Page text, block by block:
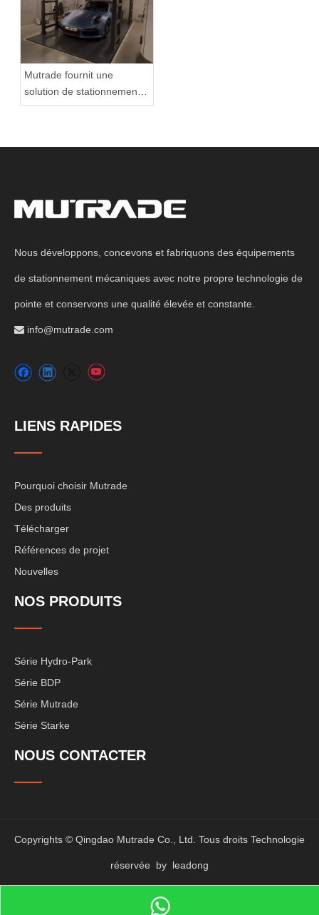
Mutrade fournit une
solution de stationnement
souterraine personnalisée
Nous développons, concevons et fabriquons des équipements
de stationnement mécaniques avec notre propre technologie de
pointe et conservons une qualité élevée et constante.
 info@mutrade.com
LIENS RAPIDES
Pourquoi choisir Mutrade
Des produits
Télécharger
Références de projet
Nouvelles
NOS PRODUITS
Série Hydro-Park
Série BDP
Série Mutrade
Série Starke
NOUS CONTACTER
Copyrights © Qingdao Mutrade Co., Ltd. Tous droits Technologie
réservée by leadong